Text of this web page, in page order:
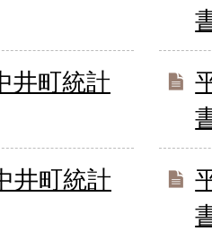
井町統計
井町統計